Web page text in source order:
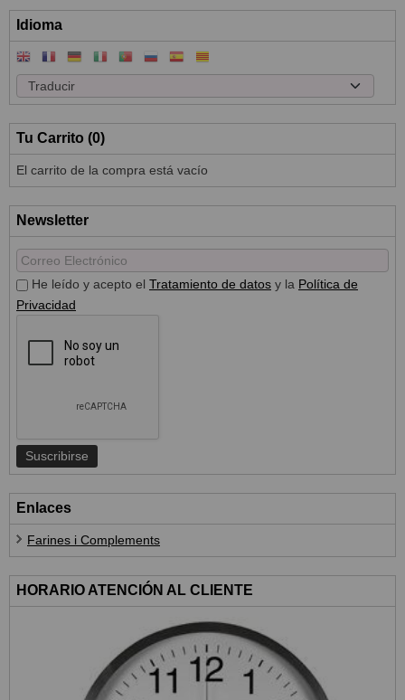
Idioma
Tu Carrito (0)
El carrito de la compra está vacío
Newsletter
He leído y acepto el Tratamiento de datos y la Política de
Privacidad
Enlaces
Farines i Complements
HORARIO ATENCIÓN AL CLIENTE